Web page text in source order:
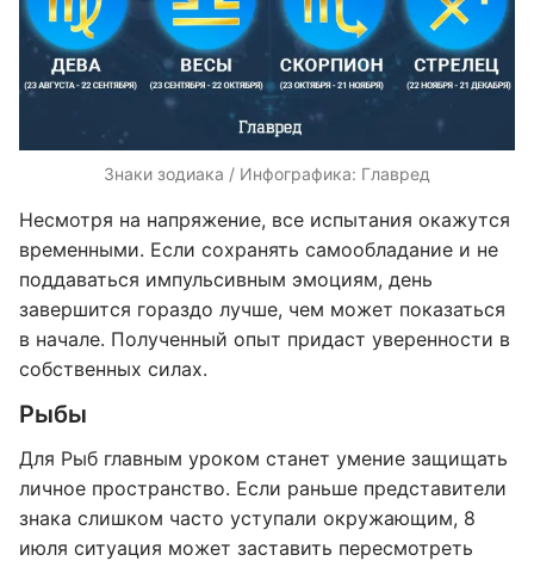
Знаки зодиака / Инфографика: Главред
Несмотря на напряжение, все испытания окажутся
временными. Если сохранять самообладание и не
поддаваться импульсивным эмоциям, день
завершится гораздо лучше, чем может показаться
в начале. Полученный опыт придаст уверенности в
собственных силах.
Рыбы
Для Рыб главным уроком станет умение защищать
личное пространство. Если раньше представители
знака слишком часто уступали окружающим, 8
июля ситуация может заставить пересмотреть